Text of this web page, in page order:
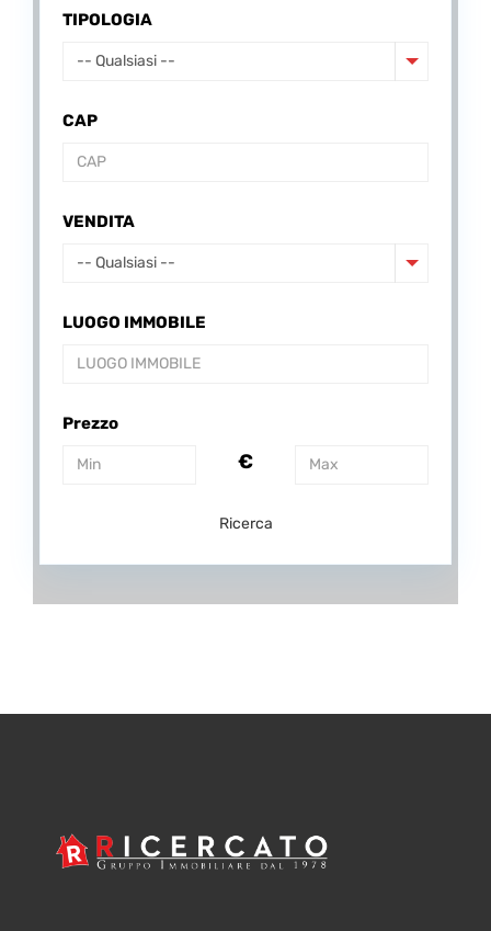
TIPOLOGIA
-- Qualsiasi --
CAP
VENDITA
-- Qualsiasi --
LUOGO IMMOBILE
Prezzo
€
Ricerca